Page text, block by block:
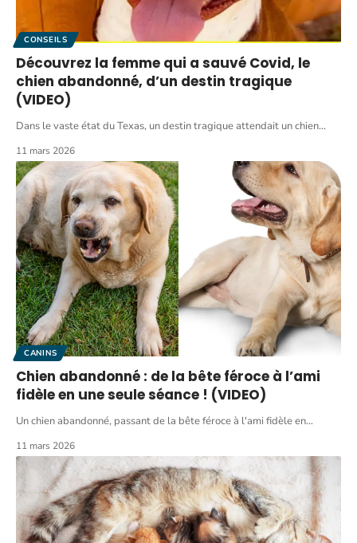
CONSEILS
Découvrez la femme qui a sauvé Covid, le
chien abandonné, d’un destin tragique
(VIDEO)
Dans le vaste état du Texas, un destin tragique attendait un chien…
11 mars 2026
CANINS
Chien abandonné : de la bête féroce à l’ami
fidèle en une seule séance ! (VIDEO)
Un chien abandonné, passant de la bête féroce à l'ami fidèle en…
11 mars 2026